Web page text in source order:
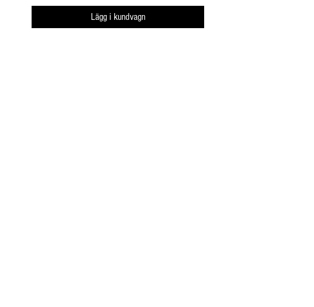
Lägg i kundvagn